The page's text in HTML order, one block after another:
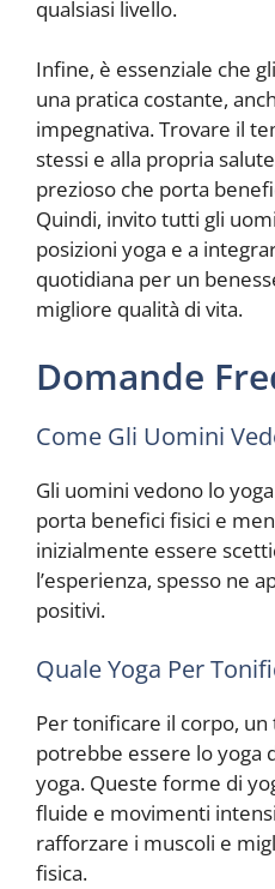
qualsiasi livello.
Infine, è essenziale che
una pratica costante,
impegnativa. Trovare il
stessi e alla propria
prezioso che porta
Quindi, invito tutti gli
posizioni yoga e a
quotidiana per un
migliore qualità di vita.
Domande
Come Gli Uomini
Gli uomini vedono lo
porta benefici fisici e
inizialmente essere
l’esperienza, spesso ne
positivi.
Quale Yoga Per
Per tonificare il corpo,
potrebbe essere lo yoga
yoga. Queste forme di
fluide e movimenti
rafforzare i muscoli e
fisica.